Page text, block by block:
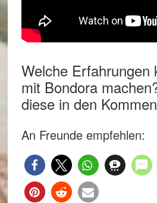
Welche Erfahrungen
mit Bondora
diese in den
An Freunde empfehlen: